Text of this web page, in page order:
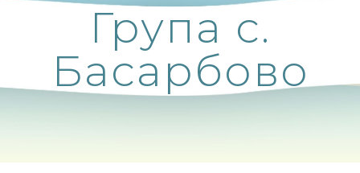
Група с.
Басарбово